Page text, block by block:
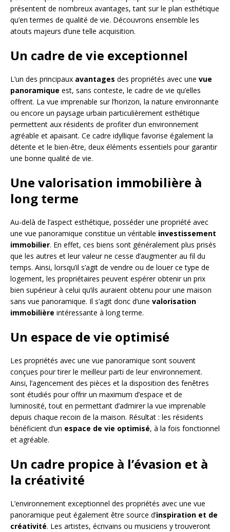
présentent de nombreux avantages, tant sur le plan esthétique
qu’en termes de qualité de vie. Découvrons ensemble les
atouts majeurs d’une telle acquisition.
Un cadre de vie exceptionnel
L’un des principaux avantages des propriétés avec une vue
panoramique est, sans conteste, le cadre de vie qu’elles
offrent. La vue imprenable sur l’horizon, la nature environnante
ou encore un paysage urbain particulièrement esthétique
permettent aux résidents de profiter d’un environnement
agréable et apaisant. Ce cadre idyllique favorise également la
détente et le bien-être, deux éléments essentiels pour garantir
une bonne qualité de vie.
Une valorisation immobilière à
long terme
Au-delà de l’aspect esthétique, posséder une propriété avec
une vue panoramique constitue un véritable investissement
immobilier. En effet, ces biens sont généralement plus prisés
que les autres et leur valeur ne cesse d’augmenter au fil du
temps. Ainsi, lorsqu’il s’agit de vendre ou de louer ce type de
logement, les propriétaires peuvent espérer obtenir un prix
bien supérieur à celui qu’ils auraient obtenu pour une maison
sans vue panoramique. Il s’agit donc d’une valorisation
immobilière intéressante à long terme.
Un espace de vie optimisé
Les propriétés avec une vue panoramique sont souvent
conçues pour tirer le meilleur parti de leur environnement.
Ainsi, l’agencement des pièces et la disposition des fenêtres
sont étudiés pour offrir un maximum d’espace et de
luminosité, tout en permettant d’admirer la vue imprenable
depuis chaque recoin de la maison. Résultat : les résidents
bénéficient d’un espace de vie optimisé, à la fois fonctionnel
et agréable.
Un cadre propice à l’évasion et à
la créativité
L’environnement exceptionnel des propriétés avec une vue
panoramique peut également être source d’inspiration et de
créativité. Les artistes, écrivains ou musiciens y trouveront